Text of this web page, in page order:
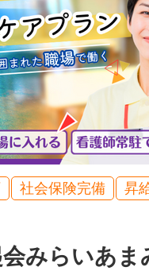
社会保険完備
昇
みらいあま